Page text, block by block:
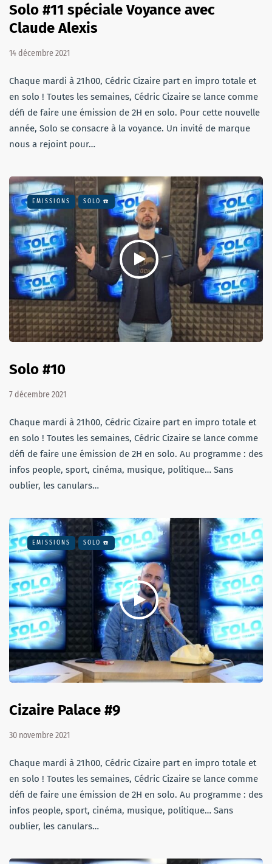
Solo #11 spéciale Voyance avec
Claude Alexis
14 décembre 2021
Chaque mardi à 21h00, Cédric Cizaire part en impro totale et
en solo ! Toutes les semaines, Cédric Cizaire se lance comme
défi de faire une émission de 2H en solo. Pour cette nouvelle
année, Solo se consacre à la voyance. Un invité de marque
nous a rejoint pour…
EMISSIONS SOLO ☎️
Solo #10
7 décembre 2021
Chaque mardi à 21h00, Cédric Cizaire part en impro totale et
en solo ! Toutes les semaines, Cédric Cizaire se lance comme
défi de faire une émission de 2H en solo. Au programme : des
infos people, sport, cinéma, musique, politique… Sans
oublier, les canulars…
EMISSIONS SOLO ☎️
Cizaire Palace #9
30 novembre 2021
Chaque mardi à 21h00, Cédric Cizaire part en impro totale et
en solo ! Toutes les semaines, Cédric Cizaire se lance comme
défi de faire une émission de 2H en solo. Au programme : des
infos people, sport, cinéma, musique, politique… Sans
oublier, les canulars…